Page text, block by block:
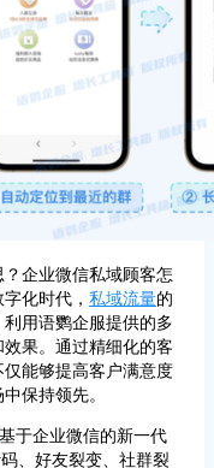
企业微信私域顾客怎
化时代， 私域流量的
用语鹦企服提供的多
果。通过精细化的客
能够提高客户满意度
保持领先。
于企业微信的新一代
、好友裂变、社群裂